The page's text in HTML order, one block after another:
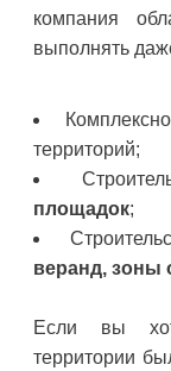
компания
выполнять
территорий;
площадок;
веранд, зоны
Если вы
территории